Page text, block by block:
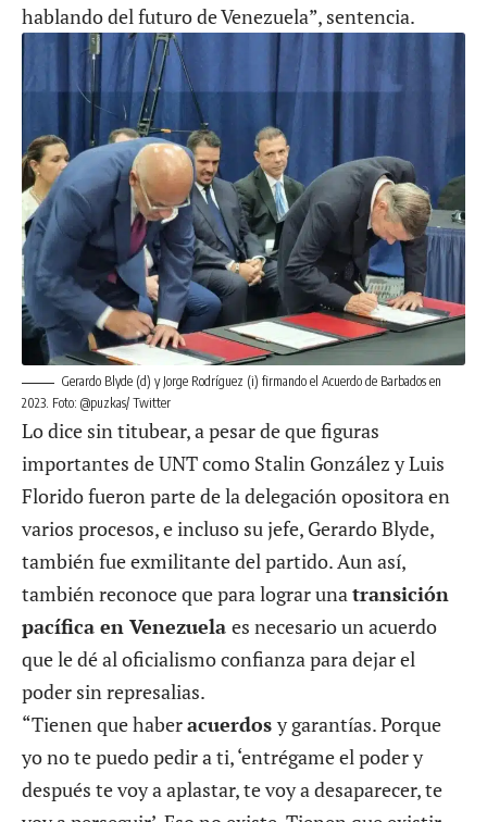
hablando del futuro de Venezuela”, sentencia.
Gerardo Blyde (d) y Jorge Rodríguez (i) firmando el Acuerdo de Barbados en
2023. Foto: @puzkas/ Twitter
Lo dice sin titubear, a pesar de que figuras
importantes de UNT como Stalin González y Luis
Florido fueron parte de la delegación opositora en
varios procesos, e incluso su jefe, Gerardo Blyde,
también fue exmilitante del partido. Aun así,
también reconoce que para lograr unatransición
pacífica en Venezuela es necesario un acuerdo
que le dé al oficialismo confianza para dejar el
poder sin represalias.
“Tienen que haberacuerdos y garantías. Porque
yo no te puedo pedir a ti, ‘entrégame el poder y
después te voy a aplastar, te voy a desaparecer, te